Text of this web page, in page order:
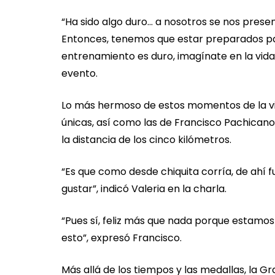
“Ha sido algo duro... a nosotros se nos
Entonces, tenemos que estar preparados
entrenamiento es duro, imagínate en la
evento.
Lo más hermoso de estos momentos de la
únicas, así como las de Francisco
la distancia de los cinco kilómetros.
“Es que como desde chiquita corría, de ahí
gustar”, indicó Valeria en la charla.
“Pues sí, feliz más que nada porque
esto”, expresó Francisco.
Más allá de los tiempos y las medallas, la